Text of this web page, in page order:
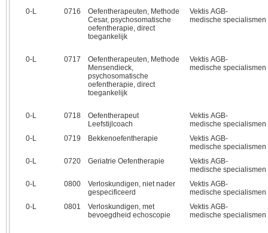
0‑L 0716
Oefentherapeuten, Methode
Cesar, psychosomatische
oefentherapie, direct
toegankelijk
Vektis AGB-
medische specialismen
0‑L 0717
Oefentherapeuten, Methode
Mensendieck,
psychosomatische
oefentherapie, direct
toegankelijk
Vektis AGB-
medische specialismen
0‑L 0718
Oefentherapeut
Leefstijlcoach
Vektis AGB-
medische specialismen
0‑L
0719 Bekkenoefentherapie
Vektis AGB-
medische specialismen
0‑L
0720 Geriatrie Oefentherapie
Vektis AGB-
medische specialismen
0‑L
0800
Verloskundigen, niet nader
gespecificeerd
Vektis AGB-
medische specialismen
0‑L
0801
Verloskundigen, met
bevoegdheid echoscopie
Vektis AGB-
medische specialismen